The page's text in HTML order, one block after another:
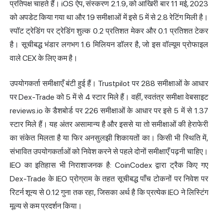
प्रतिपक्ष चाहते हैं। iOS ऐप, संस्करण 2.1.9, को आखिरी बार 11 मई, 2023
को अपडेट किया गया था और 19 समीक्षाओं में इसे 5 में से 2.8 रेटिंग मिली है।
स्पॉट ट्रेडिंग पर ट्रेडिंग शुल्क 0.2 प्रतिशत मेकर और 0.1 प्रतिशत टेकर
है। सूचीबद्ध भंडार लगभग 1.6 मिलियन डॉलर है, जो इस वॉल्यूम प्रोफाइल
वाले CEX के लिए कम है।
उपयोगकर्ता समीक्षाएँ बंटी हुई हैं। Trustpilot पर 288 समीक्षाओं के आधार
पर Dex-Trade को 5 में से 4 स्टार मिले हैं। वहीं, स्वतंत्र समीक्षा वेबसाइट
reviews.io के डैशबोर्ड पर 226 समीक्षाओं के आधार पर इसे 5 में से 1.37
स्टार मिले हैं। यह अंतर असामान्य है और इससे या तो समीक्षाओं की हेराफेरी
का संकेत मिलता है या फिर अनसुलझी शिकायतों का। किसी भी स्थिति में,
संभावित उपयोगकर्ताओं को निवेश करने से पहले दोनों समीक्षाएँ पढ़नी चाहिए।
IEO का इतिहास भी निराशाजनक है: CoinCodex द्वारा ट्रैक किए गए
Dex-Trade के IEO प्रोग्राम के तहत सूचीबद्ध पाँच टोकनों पर निवेश पर
रिटर्न शून्य से 0.12 गुना तक रहा, जिसका अर्थ है कि प्रत्येक IEO ने लिस्टिंग
मूल्य से कम प्रदर्शन किया।